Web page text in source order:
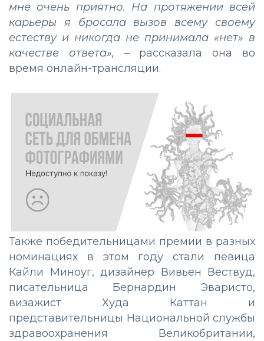
мне очень приятно. На протяжении всей
карьеры я бросала вызов всему своему
естеству и никогда не принимала «нет» в
качестве ответа»,
–рассказала она во
время онлайн-трансляции.
Также победительницами премии в разных
номинациях в этом году стали певица
Кайли Миноуг, дизайнер Вивьен Вествуд,
писательница Бернардин Эваристо,
визажист Худа Каттан и
представительницы Национальной службы
здравоохранения Великобритании,